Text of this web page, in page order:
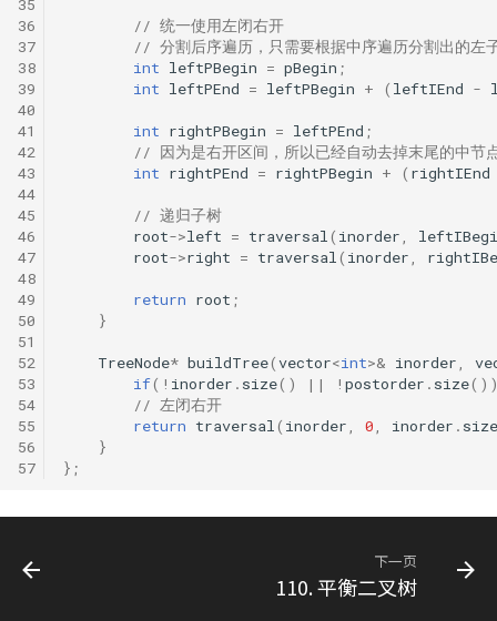
36
37
38
39
40
41
42
43
44
45
46
47
48
49
50
51
52
53
54
55
56
57
// 统一使用左闭右开
// 分割后序遍历，只需要根据中序遍历分割出的左
int leftPBegin = pBegin ;
int leftPEnd = leftPBegin + ( leftIEnd -
int rightPBegin = leftPEnd ;
// 因为是右开区间，所以已经自动去掉末尾的中节
int rightPEnd = rightPBegin + ( rightIEnd
// 递归子树
root->left = traversal ( inorder
root->right = traversal ( inorder
return root ;
}
TreeNode* buildTree(vector<int>& inorder
if( ! inorder . size() || ! postorder . size
// 左闭右开
return traversal ( inorder 0 inorder . size
}
};
下一页
110. 平衡二叉树